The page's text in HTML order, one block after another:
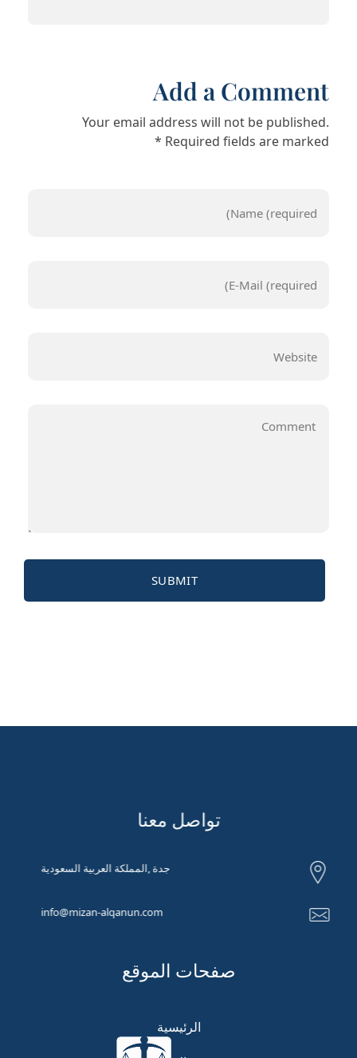
Add a Comment
Your email address will not be published.
Required fields are marked *
تواصل معنا
جدة ,المملكة العربية السعودية
info@mizan-alqanun.com
صفحات الموقع
الرئيسية